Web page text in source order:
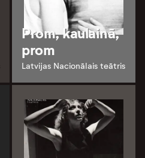
Prom, kaulainā,
prom
Latvijas Nacionālais teātris